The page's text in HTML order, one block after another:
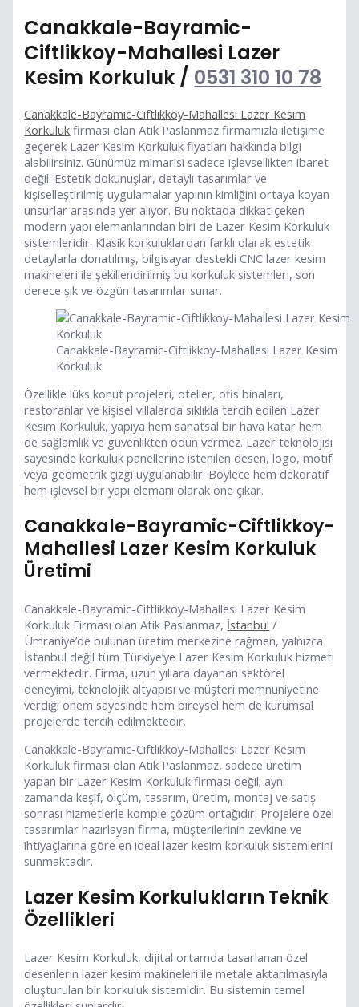
Canakkale-Bayramic-
Ciftlikkoy-Mahallesi Lazer
Kesim Korkuluk / 0531 310 10 78
Canakkale-Bayramic-Ciftlikkoy-Mahallesi Lazer Kesim
Korkuluk firması olan Atik Paslanmaz firmamızla iletişime
geçerek Lazer Kesim Korkuluk fiyatları hakkında bilgi
alabilirsiniz. Günümüz mimarisi sadece işlevsellikten ibaret
değil. Estetik dokunuşlar, detaylı tasarımlar ve
kişiselleştirilmiş uygulamalar yapının kimliğini ortaya koyan
unsurlar arasında yer alıyor. Bu noktada dikkat çeken
modern yapı elemanlarından biri de Lazer Kesim Korkuluk
sistemleridir. Klasik korkuluklardan farklı olarak estetik
detaylarla donatılmış, bilgisayar destekli CNC lazer kesim
makineleri ile şekillendirilmiş bu korkuluk sistemleri, son
derece şık ve özgün tasarımlar sunar.
Canakkale-Bayramic-Ciftlikkoy-Mahallesi Lazer Kesim
Korkuluk
Özellikle lüks konut projeleri, oteller, ofis binaları,
restoranlar ve kişisel villalarda sıklıkla tercih edilen Lazer
Kesim Korkuluk, yapıya hem sanatsal bir hava katar hem
de sağlamlık ve güvenlikten ödün vermez. Lazer teknolojisi
sayesinde korkuluk panellerine istenilen desen, logo, motif
veya geometrik çizgi uygulanabilir. Böylece hem dekoratif
hem işlevsel bir yapı elemanı olarak öne çıkar.
Canakkale-Bayramic-Ciftlikkoy-
Mahallesi Lazer Kesim Korkuluk
Üretimi
Canakkale-Bayramic-Ciftlikkoy-Mahallesi Lazer Kesim
Korkuluk Firması olan Atik Paslanmaz, İstanbul /
Ümraniye’de bulunan üretim merkezine rağmen, yalnızca
İstanbul değil tüm Türkiye’ye Lazer Kesim Korkuluk hizmeti
vermektedir. Firma, uzun yıllara dayanan sektörel
deneyimi, teknolojik altyapısı ve müşteri memnuniyetine
verdiği önem sayesinde hem bireysel hem de kurumsal
projelerde tercih edilmektedir.
Canakkale-Bayramic-Ciftlikkoy-Mahallesi Lazer Kesim
Korkuluk firması olan Atik Paslanmaz, sadece üretim
yapan bir Lazer Kesim Korkuluk firması değil; aynı
zamanda keşif, ölçüm, tasarım, üretim, montaj ve satış
sonrası hizmetlerle komple çözüm ortağıdır. Projelere özel
tasarımlar hazırlayan firma, müşterilerinin zevkine ve
ihtiyaçlarına göre en ideal lazer kesim korkuluk sistemlerini
sunmaktadır.
Lazer Kesim Korkulukların Teknik
Özellikleri
Lazer Kesim Korkuluk, dijital ortamda tasarlanan özel
desenlerin lazer kesim makineleri ile metale aktarılmasıyla
oluşturulan bir korkuluk sistemidir. Bu sistemin temel